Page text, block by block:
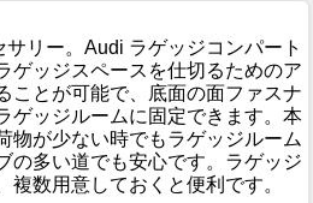
リー。Audi ラゲッジコンパート
ゲッジスペースを仕切るためのア
ことが可能で、底面の面ファスナ
ゲッジルームに固定できます。本
物が少ない時でもラゲッジルーム
の多い道でも安心です。ラゲッジ
複数用意しておくと便利です。